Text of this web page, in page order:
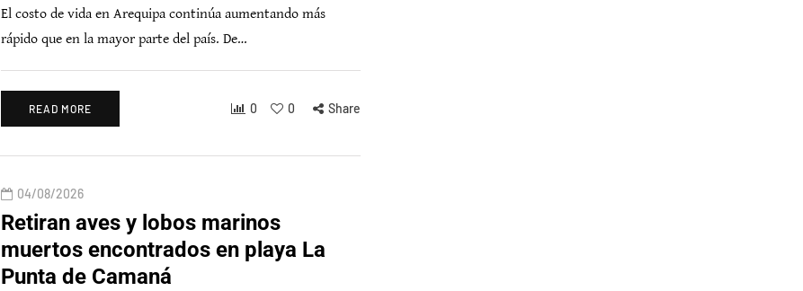
El costo de vida en Arequipa continúa aumentando más
rápido que en la mayor parte del país. De…
READ MORE 0 0 Share
04/08/2026
Retiran aves y lobos marinos
muertos encontrados en playa La
Punta de Camaná